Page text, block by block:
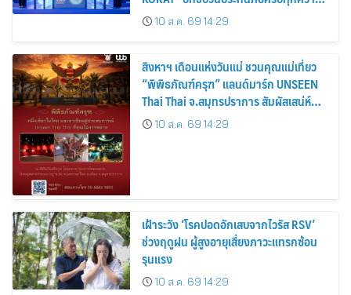
ต้องการ พร้อมโปรโมชันลดเบี้ยสูงสุด
15%
10 ส.ค. 69 14:29
สิงหาฯ เดือนแห่งวันแม่ ชวนคุณแม่เที่ยว
“พิพิธภัณฑ์ครุฑ” แลนด์มาร์ก UNSEEN
Thai Thai จ.สมุทรปราการ สัมผัสเสน่ห์
มรดกไทย พร้อมขอพรเสริมสิริมงคล
10 ส.ค. 69 14:29
เฝ้าระวัง ‘โรคปอดอักเสบจากไวรัส RSV’
ช่วงฤดูฝน ผู้สูงอายุเสี่ยงภาวะแทรกซ้อน
รุนแรง
10 ส.ค. 69 14:29